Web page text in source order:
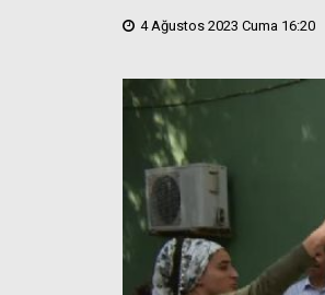
4 Ağustos 2023 Cuma 16:20